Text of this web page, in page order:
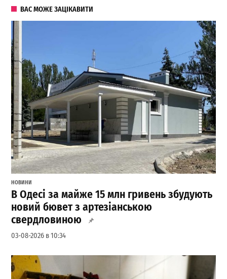
ВАС МОЖЕ ЗАЦІКАВИТИ
НОВИНИ
В Одесі за майже 15 млн гривень збудують
новий бювет з артезіанською
свердловиною
03-08-2026 в 10:34